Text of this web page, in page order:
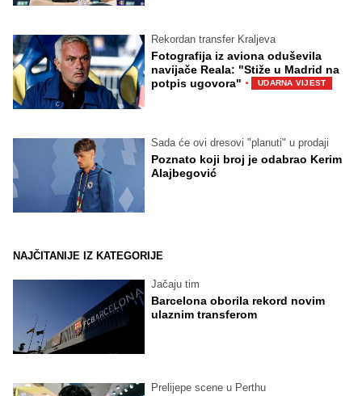
Rekordan transfer Kraljeva
Fotografija iz aviona oduševila
navijače Reala: "Stiže u Madrid na
potpis ugovora" · UDARNA VIJEST
Sada će ovi dresovi "planuti" u prodaji
Poznato koji broj je odabrao Kerim
Alajbegović
NAJČITANIJE IZ KATEGORIJE
Jačaju tim
Barcelona oborila rekord novim
ulaznim transferom
Prelijepe scene u Perthu